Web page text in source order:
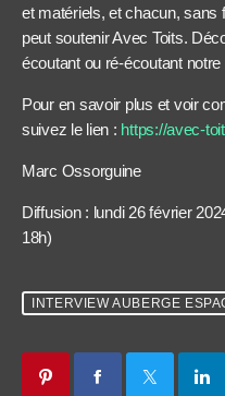
et matériels, et chacun, sans
peut soutenir Avec Toits.
écoutant ou ré-écoutant notre
Pour en savoir plus et voir
suivez le lien : https://avec-
Marc Ossorguine
Diffusion : lundi 26 février
18h)
INTERVIEW AUBERGE